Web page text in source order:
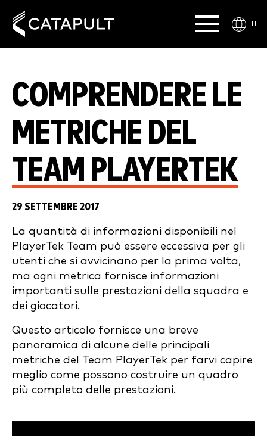
IT
COMPRENDERE LE
METRICHE DEL
TEAM PLAYERTEK
29 SETTEMBRE 2017
La quantità di informazioni disponibili nel
PlayerTek Team può essere eccessiva per gli
utenti che si avvicinano per la prima volta,
ma ogni metrica fornisce informazioni
importanti sulle prestazioni della squadra e
dei giocatori.
Questo articolo fornisce una breve
panoramica di alcune delle principali
metriche del Team PlayerTek per farvi capire
meglio come possono costruire un quadro
più completo delle prestazioni.